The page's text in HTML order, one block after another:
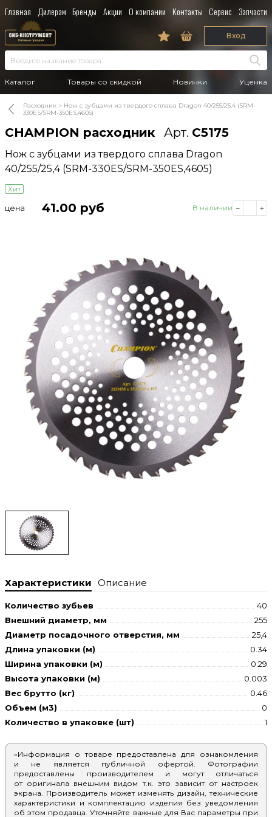
Главная Дилерам Бренды Акции О компании Контакты Сервис Запчасти
Каталог Товары со скидкой Новинки Уценка
Вход
Расходник
Нож с зубцами из твердого сплава Dragon 40/255/25,4 (SRM-
330ES/SRM-350ES,4605)
CHAMPION расходник Арт. C5175
Нож с зубцами из твердого сплава Dragon
40/255/25,4 (SRM-330ES/SRM-350ES,4605)
Хит
цена 41.00 руб В наличии
Характеристики Описание
Количество зубьев
40
Внешний диаметр, мм
255
Диаметр посадочного отверстия, мм
25,4
Длина упаковки (м)
0.34
Ширина упаковки (м)
0.29
Высота упаковки (м)
0.003
Вес брутто (кг)
0.46
Объем (м3)
0
Количество в упаковке (шт)
1
«Информация о товаре предоставлена для ознакомления
и не является публичной офертой. Фотографии
предоставлены производителем и могут отличаться
от оригинала внешним видом т.к. это зависит от настроек
экрана. Производитель может изменять дизайн, технические
характеристики и комплектацию изделия без уведомления
об этом продавца. Уточняйте важные для Вас параметры при